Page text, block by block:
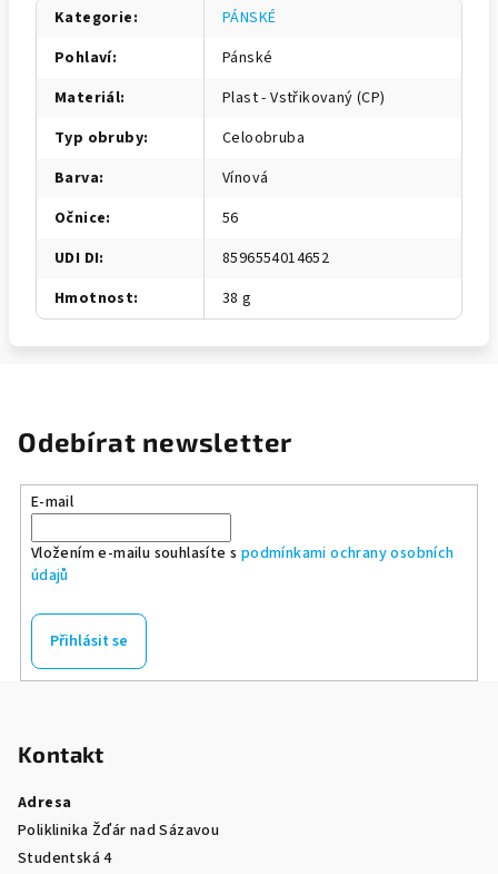
Kategorie:
PÁNSKÉ
Pohlaví:
Pánské
Materiál:
Plast - Vstřikovaný (CP)
Typ obruby:
Celoobruba
Barva:
Vínová
Očnice:
56
UDI DI:
8596554014652
Hmotnost: 38 g
Odebírat newsletter
E-mail
Vložením e-mailu souhlasíte s podmínkami ochrany osobních
údajů
Přihlásit se
Kontakt
Adresa
Poliklinika Žďár nad Sázavou
Studentská 4